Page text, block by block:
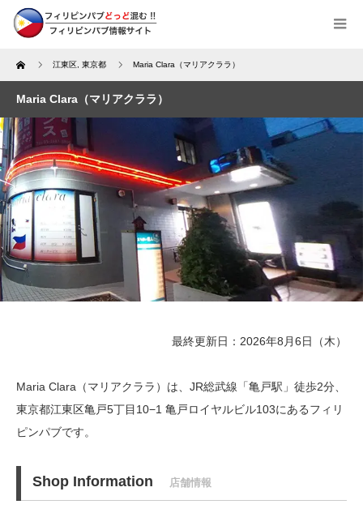
Home 江東区 東京都 Maria Clara（マリアクララ）
Maria Clara（マリアクララ）
最終更新日：2026年8月6日（木）
Maria Clara（マリアクララ）は、JR総武線「亀戸駅」徒歩2分、
東京都江東区亀戸5丁目10−1 亀戸ロイヤルビル103にあるフィリ
ピンパブです。
Shop Information 店舗情報